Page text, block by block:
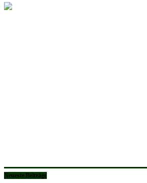
Neueste Beiträge